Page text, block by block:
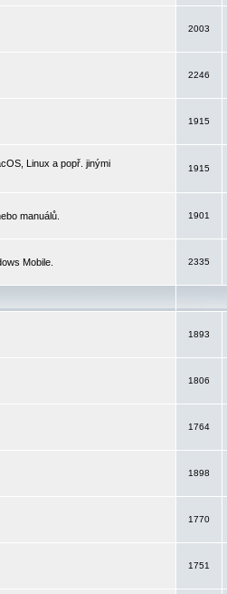
2003
2246
1915
Linux a popř. jinými
1915
manuálů.
1901
Mobile.
2335
1893
1806
1764
1898
1770
1751